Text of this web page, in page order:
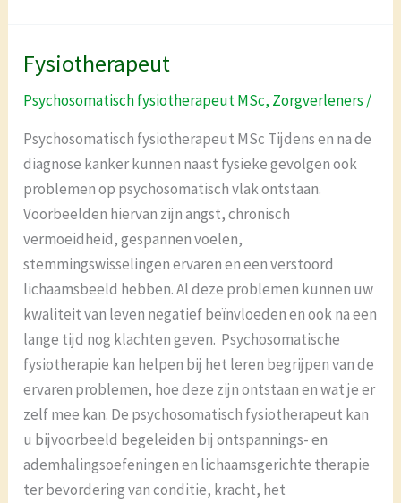
Fysiotherapeut
Psychosomatisch fysiotherapeut MSc, Zorgverleners /
Psychosomatisch fysiotherapeut MSc Tijdens en na de
diagnose kanker kunnen naast fysieke gevolgen ook
problemen op psychosomatisch vlak ontstaan.
Voorbeelden hiervan zijn angst, chronisch
vermoeidheid, gespannen voelen,
stemmingswisselingen ervaren en een verstoord
lichaamsbeeld hebben. Al deze problemen kunnen uw
kwaliteit van leven negatief beïnvloeden en ook na een
lange tijd nog klachten geven. Psychosomatische
fysiotherapie kan helpen bij het leren begrijpen van de
ervaren problemen, hoe deze zijn ontstaan en wat je er
zelf mee kan. De psychosomatisch fysiotherapeut kan
u bijvoorbeeld begeleiden bij ontspannings- en
ademhalingsoefeningen en lichaamsgerichte therapie
ter bevordering van conditie, kracht, het
Fysiotherapeut